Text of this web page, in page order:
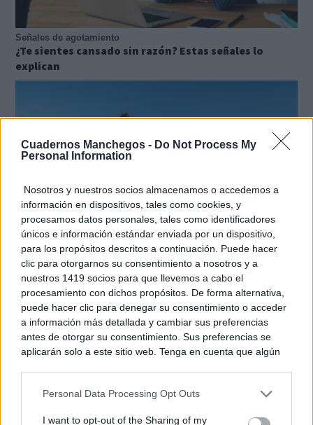
Cuadernos Manchegos - Do Not Process My
Personal Information
Nosotros y nuestros socios almacenamos o accedemos a
información en dispositivos, tales como cookies, y
procesamos datos personales, tales como identificadores
únicos e información estándar enviada por un dispositivo,
para los propósitos descritos a continuación. Puede hacer
clic para otorgarnos su consentimiento a nosotros y a
nuestros 1419 socios para que llevemos a cabo el
procesamiento con dichos propósitos. De forma alternativa,
puede hacer clic para denegar su consentimiento o acceder
a información más detallada y cambiar sus preferencias
antes de otorgar su consentimiento. Sus preferencias se
aplicarán solo a este sitio web. Tenga en cuenta que algún
rechazar tal procesamiento. Puede cambiar sus preferencias
Personal Data Processing Opt Outs
I want to opt-out of the Sharing of my
Señales de agotamiento
¿Te sientes cansado sin razón? Estas señales lo
explican
Dónde viajar en 2026
Los destinos que todos van a querer visitar el
próximo año